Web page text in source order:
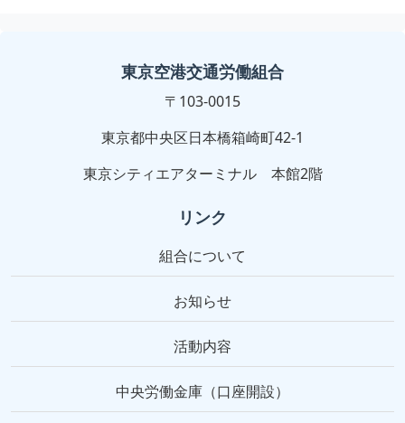
東京空港交通労働組合
〒103-0015
東京都中央区日本橋箱崎町42-1
東京シティエアターミナル 本館2階
リンク
組合について
お知らせ
活動内容
中央労働金庫（口座開設）